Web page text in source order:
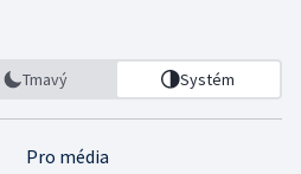
Tmavý Systém
Pro média